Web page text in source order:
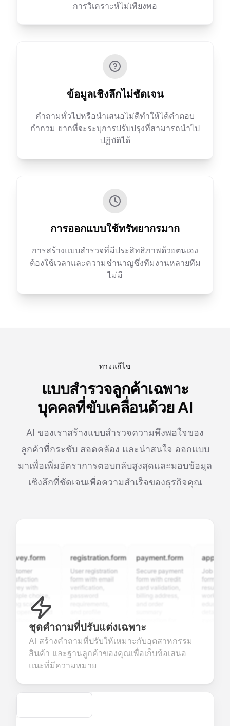
การวิเคราะห์ไม่เพียงพอ
ข้อมูลเชิงลึกไม่ชัดเจน
คำถามทั่วไปหรือนำเสนอไม่ดีทำให้ได้คำตอบ
กำกวม ยากที่จะระบุการปรับปรุงที่สามารถนำไป
ปฏิบัติได้
การออกแบบใช้ทรัพยากรมาก
การสร้างแบบสำรวจที่มีประสิทธิภาพด้วยตนเอง
ต้องใช้เวลาและความชำนาญซึ่งทีมงานหลายทีม
ไม่มี
ทางแก้ไข
แบบสำรวจลูกค้าเฉพาะ
บุคคลที่ขับเคลื่อนด้วย AI
AI ของเราสร้างแบบสำรวจความพึงพอใจของ
ลูกค้าที่กระชับ สอดคล้อง และน่าสนใจ ออกแบบ
มาเพื่อเพิ่มอัตราการตอบกลับสูงสุดและมอบข้อมูล
เชิงลึกที่ชัดเจนเพื่อความสำเร็จของธุรกิจคุณ
with
open-ended
valuable
about
products or
registration.form
User registration
form with email
verification,
information
fields for
seamless
account
creation.
payment.form
Secure payment
form with credit
card validation,
smooth e-
commerce
transactions.
Job
form with
resume
efficient
ชุดคำถามที่ปรับแต่งเฉพาะ
AI สร้างคำถามที่ปรับให้เหมาะกับอุตสาหกรรม
สินค้า และฐานลูกค้าของคุณเพื่อเก็บข้อเสนอ
แนะที่มีความหมาย
Secure